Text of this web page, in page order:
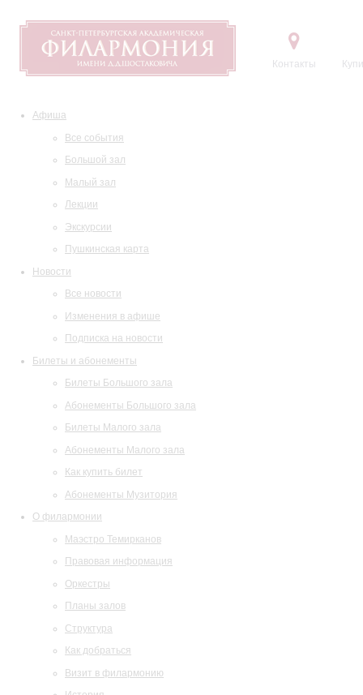
Контакты
Афиша
Все события
Большой зал
Малый зал
Лекции
Экскурсии
Пушкинская карта
Новости
Все новости
Изменения в афише
Подписка на новости
Билеты и абонементы
Билеты Большого зала
Абонементы Большого зала
Билеты Малого зала
Абонементы Малого зала
Как купить билет
Абонементы Музитория
О филармонии
Маэстро Темирканов
Правовая информация
Оркестры
Планы залов
Структура
Как добраться
Визит в филармонию